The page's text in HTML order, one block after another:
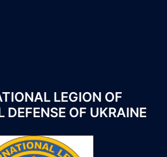
LEGION OF
DEFENSE OF UKRAINE